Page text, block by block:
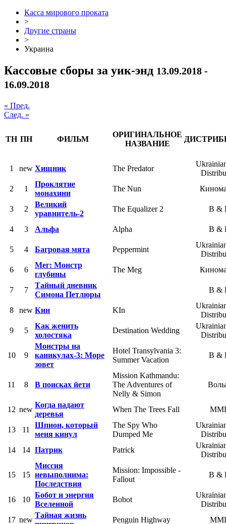
Касса мирового проката
>
Другие страны
>
Украина
Кассовые сборы за уик-энд 13.09.2018 -
16.09.2018
« Пред.
След. »
ТН ПН ФИЛЬМ
ОРИГИНАЛЬНОЕ
НАЗВАНИЕ
1 new Хищник The Predator
2
1
Проклятие
монахини
The Nun
3 2
Великий
уравнитель-2
The Equalizer 2 B &
4 3 Альфа Alpha B &
5 4 Багровая мята Peppermint
6
6
Мег: Монстр
глубины
The Meg
7 7
Тайный дневник
Симона Петлюры
B &
8 new Кин KIn
9
5
Как женить
холостяка
Destination Wedding
10 9
Монстры на
каникулах-3: Море
зовет
Hotel Transylvania 3:
Summer Vacation
B &
11 8 В поисках йети
Mission Kathmandu:
The Adventures of
Nelly & Simon
12 new
Когда падают
деревья
When The Trees Fall
13 11
Шпион, который
меня кинул
The Spy Who
Dumped Me
14
14 Патрик Patrick
15 15
Миссия
невыполнима:
Последствия
Mission: Impossible -
Fallout
B &
16 10
Бобот и энергия
Вселенной
Bobot
17 new
Тайная жизнь
Penguin Highway